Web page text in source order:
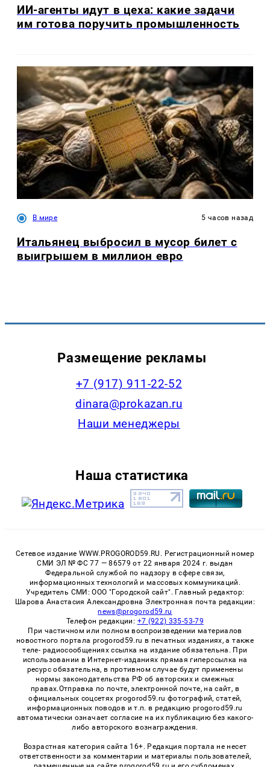
ИИ-агенты идут в цеха: какие задачи
им готова поручить промышленность
В мире 5 часов назад
Итальянец выбросил в мусор билет с
выигрышем в миллион евро
Размещение рекламы
+7 (917) 911-22-52
dinara@prokazan.ru
Наши менеджеры
Наша статистика
Сетевое издание WWW.PROGOROD59.RU. Регистрационный номер
СМИ ЭЛ № ФС 77 — 86579 от 22 января 2024 г. выдан
Федеральной службой по надзору в сфере связи,
информационных технологий и массовых коммуникаций.
Учредитель СМИ: ООО "Городской сайт". Главный редактор:
Шарова Анастасия Александровна Электронная почта редакции:
news@progorod59.ru
Телефон редакции: +7 (922) 335-53-79
При частичном или полном воспроизведении материалов
новостного портала progorod59.ru в печатных изданиях, а также
теле- радиосообщениях ссылка на издание обязательна. При
использовании в Интернет-изданиях прямая гиперссылка на
ресурс обязательна, в противном случае будут применены
нормы законодательства РФ об авторских и смежных
правах.Отправка по почте, электронной почте, на сайт, в
официальных соцсетях progorod59.ru фотографий, статей,
информационных поводов и т.п. в редакцию progorod59.ru
автоматически означает согласие на их публикацию без какого-
либо авторского вознаграждения.
Возрастная категория сайта 16+. Редакция портала не несет
ответственности за комментарии и материалы пользователей,